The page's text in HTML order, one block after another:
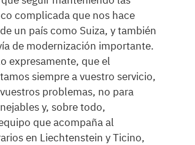
complicada que nos hace
un país como Suiza, y también
de modernización importante.
expresamente, que el
siempre a vuestro servicio,
problemas, no para
y, sobre todo,
que acompaña al
en Liechtenstein y Ticino,